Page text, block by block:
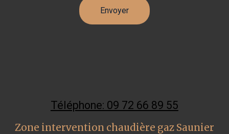
Téléphone: 09 72 66 89 55
Zone intervention chaudière gaz Saunier